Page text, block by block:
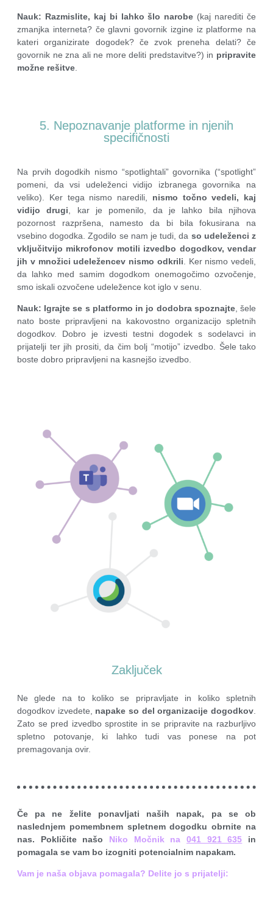
Nauk: Razmislite, kaj bi lahko šlo narobe (kaj narediti če
zmanjka interneta? če glavni govornik izgine iz platforme na
kateri organizirate dogodek? če zvok preneha delati? če
govornik ne zna ali ne more deliti predstavitve?) in pripravite
možne rešitve.
5. Nepoznavanje platforme in njenih
specifičnosti
Na prvih dogodkih nismo “spotlightali” govornika (“spotlight”
pomeni, da vsi udeleženci vidijo izbranega govornika na
veliko). Ker tega nismo naredili, nismo točno vedeli, kaj
vidijo drugi, kar je pomenilo, da je lahko bila njihova
pozornost razpršena, namesto da bi bila fokusirana na
vsebino dogodka. Zgodilo se nam je tudi, da so udeleženci z
vključitvijo mikrofonov motili izvedbo dogodkov, vendar
jih v množici udeležencev nismo odkrili. Ker nismo vedeli,
da lahko med samim dogodkom onemogočimo ozvočenje,
smo iskali ozvočene udeležence kot iglo v senu.
Nauk: Igrajte se s platformo in jo dodobra spoznajte, šele
nato boste pripravljeni na kakovostno organizacijo spletnih
dogodkov. Dobro je izvesti testni dogodek s sodelavci in
prijatelji ter jih prositi, da čim bolj “motijo” izvedbo. Šele tako
boste dobro pripravljeni na kasnejšo izvedbo.
Zaključek
Ne glede na to koliko se pripravljate in koliko spletnih
dogodkov izvedete, napake so del organizacije dogodkov
Zato se pred izvedbo sprostite in se pripravite na razburljivo
spletno potovanje, ki lahko tudi vas ponese na pot
premagovanja ovir.
Če pa ne želite ponavljati naših napak, pa se ob
naslednjem pomembnem spletnem dogodku obrnite na
nas. Pokličite našo Niko Močnik na 041 921 635 in
pomagala se vam bo izogniti potencialnim napakam.
Vam je naša objava pomagala? Delite jo s prijatelji: